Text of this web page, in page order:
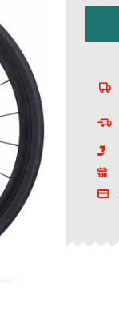




